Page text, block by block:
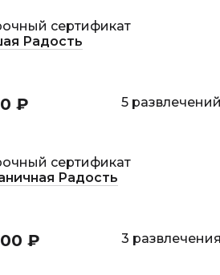
сертификат
Радость
₽ 5
сертификат
Радость
₽ 3